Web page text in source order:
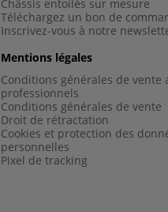
Châssis entoilés sur mesure
Téléchargez un bon de
Inscrivez-vous à notre
Mentions légales
Conditions générales de vente
professionnels
Conditions générales de vente
Droit de rétractation
Cookies et protection des
personnelles
Pixel de tracking